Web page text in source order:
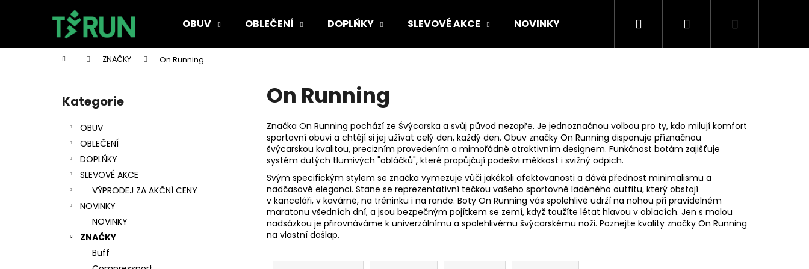
OBUV OBLEČENÍ DOPLŇKY SLEVOVÉ AKCE NOVINKY KOMUNITA
Hledat PřihlášeníNákupní
Domů ZNAČKY On Running
Přeskočit
kategorie
Kategorie
OBUV
OBLEČENÍ
DOPLŇKY
SLEVOVÉ AKCE
VÝPRODEJ ZA AKČNÍ CENY
NOVINKY
NOVINKY
ZNAČKY
Buff
On Running
Značka On Running pochází ze Švýcarska a svůj původ nezapře. Je jednoznačnou volbou pro ty, kdo milují komfort
sportovní obuvi a chtějí si jej užívat celý den, každý den. Obuv značky On Running disponuje příznačnou
švýcarskou kvalitou, precizním provedením a mimořádně atraktivním designem. Funkčnost botám zajišťuje
systém dutých tlumivých "obláčků", které propůjčují podešvi měkkost i svižný odpich.
Svým specifickým stylem se značka vymezuje vůči jakékoli afektovanosti a dává přednost minimalismu a
nadčasové eleganci. Stane se reprezentativní tečkou vašeho sportovně laděného outfitu, který obstojí
v kanceláři, v kavárně, na tréninku i na rande. Boty On Running vás spolehlivě udrží na nohou při pravidelném
maratonu všedních dní, a jsou bezpečným pojítkem se zemí, když toužíte létat hlavou v oblacích. Jen s malou
nadsázkou je přirovnáváme k univerzálnímu a spolehlivému švýcarskému noži. Poznejte kvality značky On Running
na vlastní došlap.
Ř
í
do
do
Doporučujeme